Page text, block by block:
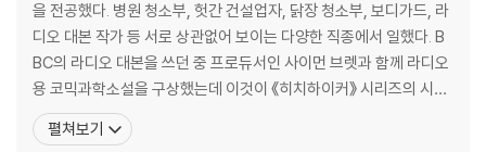
을 전공했다. 병원 청소부, 헛간 건설업자, 닭장 청소부, 보디가드, 라
디오 대본 작가 등 서로 상관없어 보이는 다양한 직종에서 일했다. B
BC의 라디오 대본을 쓰던 중 프로듀서인 사이먼 브렛과 함께 라디오
용 코믹과학소설을 구상했는데 이것이 《히치하이커》 시리즈의 시작
이다. 1978년 6회짜리 라디오 드라마로 시작된 히치하이커 시리즈
는 폭발적인 인기를 등에 업고 텔레비전 드라마, 음반, 컴퓨터, 게임,
펼쳐보기